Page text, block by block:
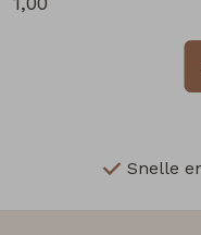
Snelle